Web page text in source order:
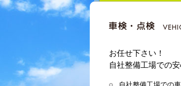
お任せ下さい！
自社整備工場での